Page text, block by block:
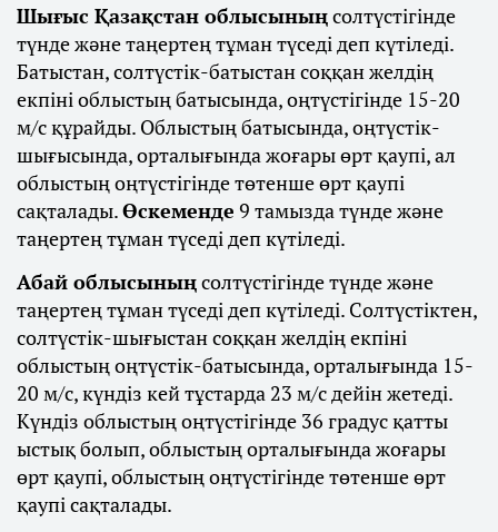
Шығыс Қазақстан облысыныңсолтүстігінде
түнде және таңертең тұман түседі деп күтіледі.
Батыстан, солтүстік-батыстан соққан желдің
екпіні облыстың батысында, оңтүстігінде 15-20
м/с құрайды. Облыстың батысында, оңтүстік-
шығысында, орталығында жоғары өрт қаупі, ал
облыстың оңтүстігінде төтенше өрт қаупі
сақталады.Өскеменде 9 тамызда түнде және
таңертең тұман түседі деп күтіледі.
Абай облысыныңсолтүстігінде түнде және
таңертең тұман түседі деп күтіледі. Солтүстіктен,
солтүстік-шығыстан соққан желдің екпіні
облыстың оңтүстік-батысында, орталығында 15-
20 м/с, күндіз кей тұстарда 23 м/с дейін жетеді.
Күндіз облыстың оңтүстігінде 36 градус қатты
ыстық болып, облыстың орталығында жоғары
өрт қаупі, облыстың оңтүстігінде төтенше өрт
қаупі сақталады.